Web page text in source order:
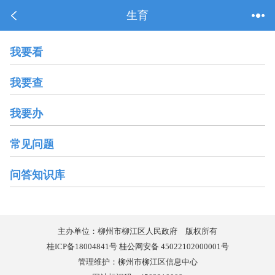
生育
我要看
我要查
我要办
常见问题
问答知识库
主办单位：柳州市柳江区人民政府 版权所有
桂ICP备18004841号 桂公网安备 45022102000001号
管理维护：柳州市柳江区信息中心